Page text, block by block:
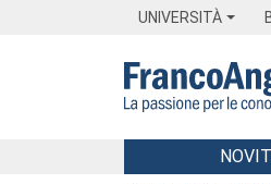
UNIVERSITÀ
Menu